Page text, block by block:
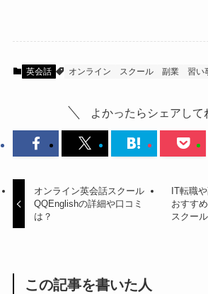
英会話 オンライン スクール 副業 習い
よかったらシェアして
オンライン英会話スクール
QQEnglishの詳細や口コミ
は？
IT転職
おすす
スクー
この記事を書いた人